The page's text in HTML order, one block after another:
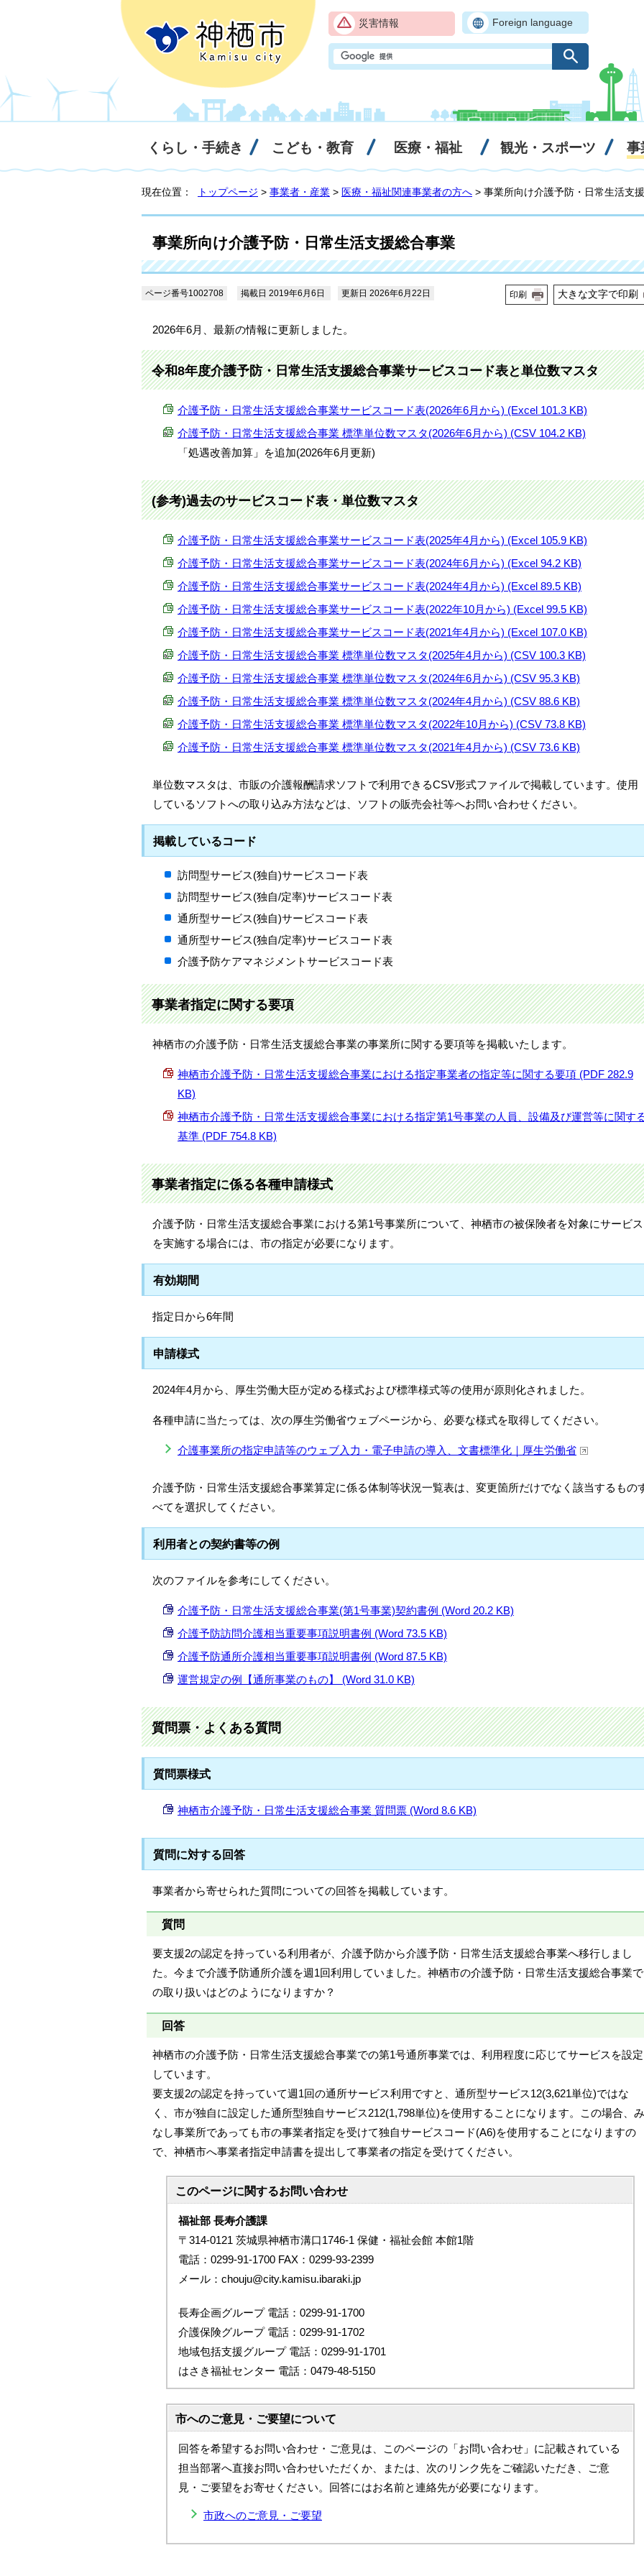
災害情報 Foreign language
くらし・手続き こども・教育 医療・福祉 観光・スポーツ 事
現在位置： トップページ > 事業者・産業 > 医療・福祉関連事業者の方へ > 事業所向け介護予防・日常生活支
事業所向け介護予防・日常生活支援総合事業
ページ番号1002708 掲載日 2019年6月6日 更新日 2026年6月22日 印刷 大きな文字で印刷
2026年6月、最新の情報に更新しました。
令和8年度介護予防・日常生活支援総合事業サービスコード表と単位数マスタ
介護予防・日常生活支援総合事業サービスコード表(2026年6月から) (Excel 101.3 KB)
介護予防・日常生活支援総合事業 標準単位数マスタ(2026年6月から) (CSV 104.2 KB)
「処遇改善加算」を追加(2026年6月更新)
(参考)過去のサービスコード表・単位数マスタ
介護予防・日常生活支援総合事業サービスコード表(2025年4月から) (Excel 105.9 KB)
介護予防・日常生活支援総合事業サービスコード表(2024年6月から) (Excel 94.2 KB)
介護予防・日常生活支援総合事業サービスコード表(2024年4月から) (Excel 89.5 KB)
介護予防・日常生活支援総合事業サービスコード表(2022年10月から) (Excel 99.5 KB)
介護予防・日常生活支援総合事業サービスコード表(2021年4月から) (Excel 107.0 KB)
介護予防・日常生活支援総合事業 標準単位数マスタ(2025年4月から) (CSV 100.3 KB)
介護予防・日常生活支援総合事業 標準単位数マスタ(2024年6月から) (CSV 95.3 KB)
介護予防・日常生活支援総合事業 標準単位数マスタ(2024年4月から) (CSV 88.6 KB)
介護予防・日常生活支援総合事業 標準単位数マスタ(2022年10月から) (CSV 73.8 KB)
介護予防・日常生活支援総合事業 標準単位数マスタ(2021年4月から) (CSV 73.6 KB)
単位数マスタは、市販の介護報酬請求ソフトで利用できるCSV形式ファイルで掲載しています。使用
しているソフトへの取り込み方法などは、ソフトの販売会社等へお問い合わせください。
掲載しているコード
訪問型サービス(独自)サービスコード表
訪問型サービス(独自/定率)サービスコード表
通所型サービス(独自)サービスコード表
通所型サービス(独自/定率)サービスコード表
介護予防ケアマネジメントサービスコード表
事業者指定に関する要項
神栖市の介護予防・日常生活支援総合事業の事業所に関する要項等を掲載いたします。
神栖市介護予防・日常生活支援総合事業における指定事業者の指定等に関する要項 (PDF 282.9
KB)
神栖市介護予防・日常生活支援総合事業における指定第1号事業の人員、設備及び運営等に関す
基準 (PDF 754.8 KB)
事業者指定に係る各種申請様式
介護予防・日常生活支援総合事業における第1号事業所について、神栖市の被保険者を対象にサービス
を実施する場合には、市の指定が必要になります。
有効期間
指定日から6年間
申請様式
2024年4月から、厚生労働大臣が定める様式および標準様式等の使用が原則化されました。
各種申請に当たっては、次の厚生労働省ウェブページから、必要な様式を取得してください。
介護事業所の指定申請等のウェブ入力・電子申請の導入、文書標準化｜厚生労働省
介護予防・日常生活支援総合事業算定に係る体制等状況一覧表は、変更箇所だけでなく該当するもの
べてを選択してください。
利用者との契約書等の例
次のファイルを参考にしてください。
介護予防・日常生活支援総合事業(第1号事業)契約書例 (Word 20.2 KB)
介護予防訪問介護相当重要事項説明書例 (Word 73.5 KB)
介護予防通所介護相当重要事項説明書例 (Word 87.5 KB)
運営規定の例【通所事業のもの】 (Word 31.0 KB)
質問票・よくある質問
質問票様式
神栖市介護予防・日常生活支援総合事業 質問票 (Word 8.6 KB)
質問に対する回答
事業者から寄せられた質問についての回答を掲載しています。
質問
要支援2の認定を持っている利用者が、介護予防から介護予防・日常生活支援総合事業へ移行しまし
た。今まで介護予防通所介護を週1回利用していました。神栖市の介護予防・日常生活支援総合事業で
の取り扱いはどのようになりますか？
回答
神栖市の介護予防・日常生活支援総合事業での第1号通所事業では、利用程度に応じてサービスを設定
しています。
要支援2の認定を持っていて週1回の通所サービス利用ですと、通所型サービス12(3,621単位)ではな
く、市が独自に設定した通所型独自サービス212(1,798単位)を使用することになります。この場合、み
なし事業所であっても市の事業者指定を受けて独自サービスコード(A6)を使用することになりますの
で、神栖市へ事業者指定申請書を提出して事業者の指定を受けてください。
このページに関するお問い合わせ
福祉部 長寿介護課
〒314-0121 茨城県神栖市溝口1746-1 保健・福祉会館 本館1階
電話：0299-91-1700 FAX：0299-93-2399
メール：chouju@city.kamisu.ibaraki.jp
長寿企画グループ 電話：0299-91-1700
介護保険グループ 電話：0299-91-1702
地域包括支援グループ 電話：0299-91-1701
はさき福祉センター 電話：0479-48-5150
市へのご意見・ご要望について
回答を希望するお問い合わせ・ご意見は、このページの「お問い合わせ」に記載されている
担当部署へ直接お問い合わせいただくか、または、次のリンク先をご確認いただき、ご意
見・ご要望をお寄せください。回答にはお名前と連絡先が必要になります。
市政へのご意見・ご要望